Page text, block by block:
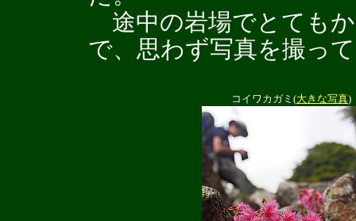
途中の岩場でとても
で、思わず写真を撮っ
コイワカガミ(大きな写真)